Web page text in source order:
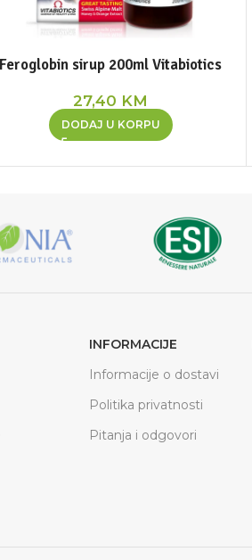
Feroglobin sirup 200ml Vitabiotics
27,40 KM
DODAJ U KORPU
INFORMACIJE
Informacije o dostavi
Politika privatnosti
Pitanja i odgovori